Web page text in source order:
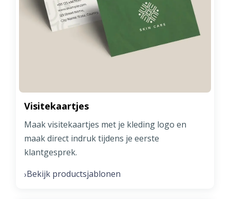
Visitekaartjes
Maak visitekaartjes met je kleding logo en
maak direct indruk tijdens je eerste
klantgesprek.
›Bekijk productsjablonen